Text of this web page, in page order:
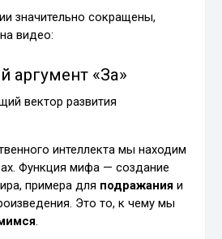
значительно сокращены,
видео:
аргумент «За»
вектор развития
интеллекта мы находим
Функция мифа — создание
примера для подражания и
Это то, к чему мы
.